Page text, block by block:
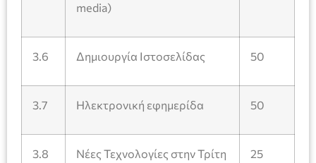
media)
3.6 Δημιουργία Ιστοσελίδας 50
3.7 Ηλεκτρονική εφημερίδα 50
3.8
Νέες Τεχνολογίες στην Τρίτη
25